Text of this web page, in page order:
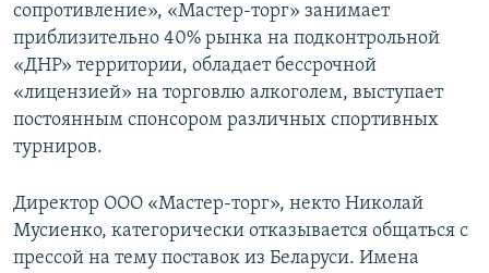
сопротивление», «Мастер-торг» занимает
приблизительно 40% рынка на подконтрольной
«ДНР» территории, обладает бессрочной
«лицензией» на торговлю алкоголем, выступает
постоянным спонсором различных спортивных
турниров.
Директор ООО «Мастер-торг», некто Николай
Мусиенко, категорически отказывается общаться с
прессой на тему поставок из Беларуси. Имена